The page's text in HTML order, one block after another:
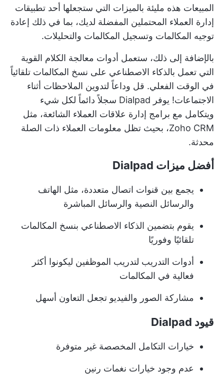
المبيعات هذه مليئة بالميزات التي ستجعلها أحد تطبيقات
إدارة العملاء المحتملين المفضلة لديك، بما في ذلك إعادة
توجيه المكالمات وتسجيل المكالمات والتحليلات.
بالإضافة إلى ذلك، ستعمل أدوات معالجة الكلام القوية
التي تعمل بالذكاء الاصطناعي على نسخ المكالمات تلقائياً
في الوقت الفعلي. قل وداعاً لتدوين الملاحظات أثناء
الاجتماعات! يوفر Dialpad سجلاً دائماً لكل شيء
ويتكامل مع برامج إدارة علاقات العملاء الشائعة، مثل
Zoho CRM، بحيث تظل معلومات العملاء ذات الصلة
محدثة.
أفضل ميزات Dialpad
يجمع بين قنوات اتصال متعددة، مثل الهاتف
والرسائل النصية والرسائل المباشرة
يقوم بتضمين الذكاء الاصطناعي بنسخ المكالمات
تلقائيًا وفوريًا
أدوات التدريب لتدريب الموظفين ليكونوا أكثر
فعالية في المكالمات
مشاركة الصور والفيديو تجعل التعاون أسهل
قيود Dialpad
خيارات التكامل المخصصة غير متوفرة
عدم وجود خيارات نغمات رنين